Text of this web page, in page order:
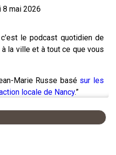
8 mai 2026
le podcast quotidien de
la ville et à tout ce que vous
Marie Russe basésur les
locale de Nancy.”